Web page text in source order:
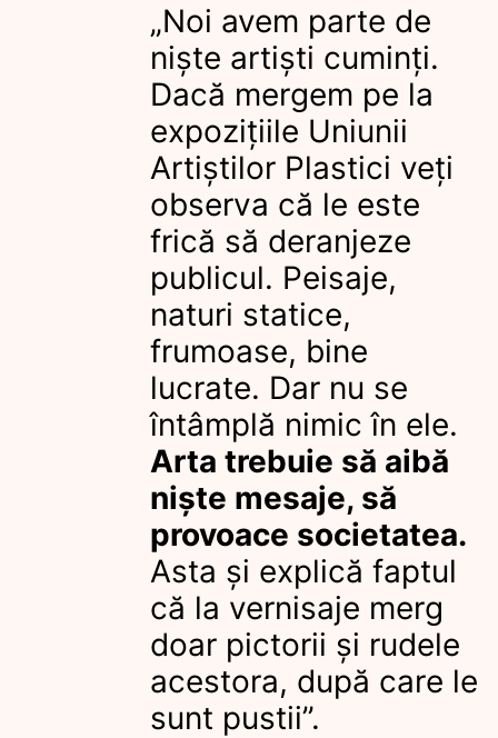
„Noi avem parte de
niște artiști cuminți.
Dacă mergem pe la
expozițiile Uniunii
Artiștilor Plastici veți
observa că le este
frică să deranjeze
publicul. Peisaje,
naturi statice,
frumoase, bine
lucrate. Dar nu se
întâmplă nimic în ele.
Arta trebuie să aibă
niște mesaje, să
provoace societatea.
Asta și explică faptul
că la vernisaje merg
doar pictorii și rudele
acestora, după care le
sunt pustii”.